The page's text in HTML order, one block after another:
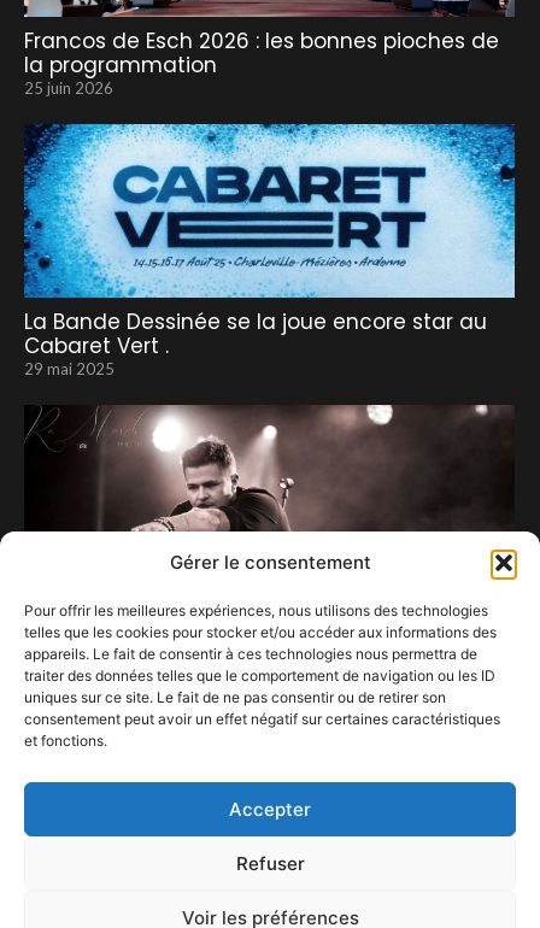
Gérer le consentement
Pour offrir les meilleures expériences, nous utilisons des technologies
telles que les cookies pour stocker et/ou accéder aux informations des
appareils. Le fait de consentir à ces technologies nous permettra de
traiter des données telles que le comportement de navigation ou les ID
uniques sur ce site. Le fait de ne pas consentir ou de retirer son
consentement peut avoir un effet négatif sur certaines caractéristiques
et fonctions.
Accepter
Refuser
Voir les préférences
Francos de Esch 2026 : les bonnes pioches de
la programmation
25 juin 2026
La Bande Dessinée se la joue encore star au
Cabaret Vert .
29 mai 2025
23 juillet 2022